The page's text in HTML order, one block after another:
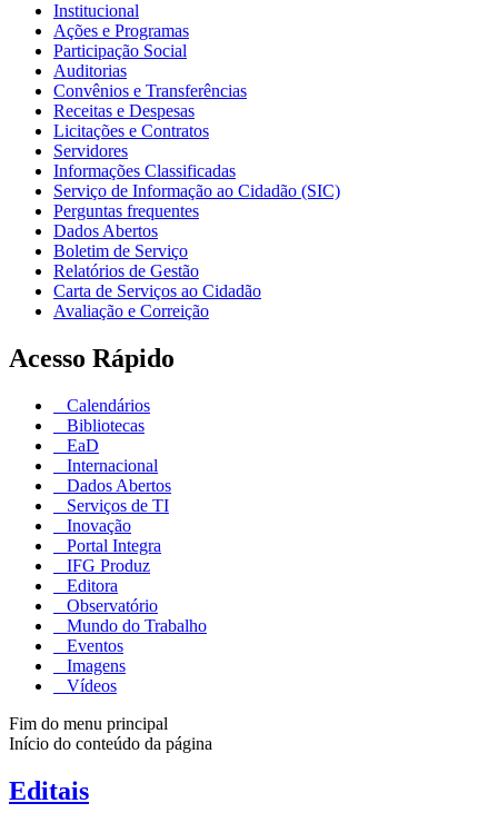
Institucional
Ações e Programas
Participação Social
Auditorias
Convênios e Transferências
Receitas e Despesas
Licitações e Contratos
Servidores
Informações Classificadas
Serviço de Informação ao Cidadão (SIC)
Perguntas frequentes
Dados Abertos
Boletim de Serviço
Relatórios de Gestão
Carta de Serviços ao Cidadão
Avaliação e Correição
Acesso Rápido
Calendários
Bibliotecas
EaD
Internacional
Dados Abertos
Serviços de TI
Inovação
Portal Integra
IFG Produz
Editora
Observatório
Mundo do Trabalho
Eventos
Imagens
Vídeos
Fim do menu principal
Início do conteúdo da página
Editais